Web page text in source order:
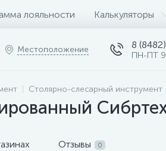
лояльности Калькуляторы
Местоположение 8 (8482)
ПН-ПТ
Столярно-слесарный инструмент
Отзывы 0